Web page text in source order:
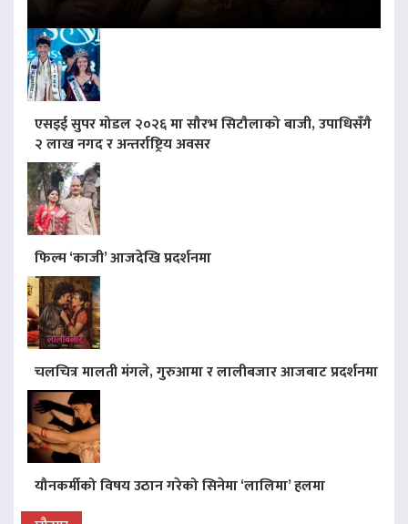
एसइई सुपर मोडल २०२६ मा सौरभ सिटौलाको बाजी, उपाधिसँगै
२ लाख नगद र अन्तर्राष्ट्रिय अवसर
फिल्म ‘काजी’ आजदेखि प्रदर्शनमा
चलचित्र मालती मंगले, गुरुआमा र लालीबजार आजबाट प्रदर्शनमा
यौनकर्मीको विषय उठान गरेको सिनेमा ‘लालिमा’ हलमा